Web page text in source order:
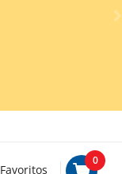
Favoritos
0